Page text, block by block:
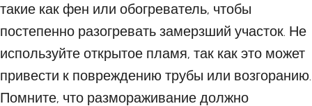
такие как фен или обогреватель, чтобы
постепенно разогревать замерзший участок. Не
используйте открытое пламя, так как это может
привести к повреждению трубы или возгоранию.
Помните, что размораживание должно